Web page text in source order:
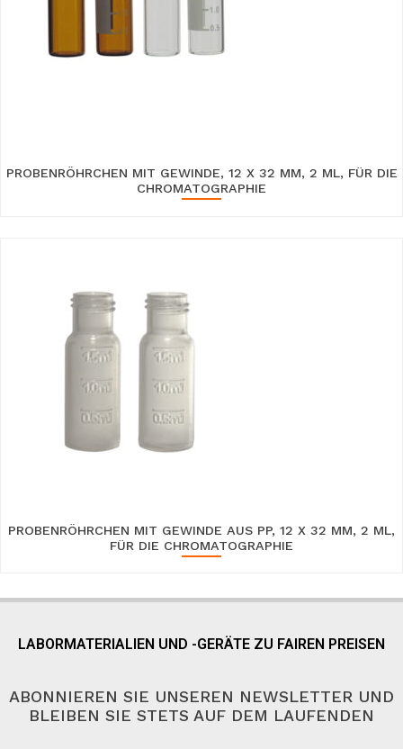
PROBENRÖHRCHEN MIT GEWINDE, 12 X 32 MM, 2 ML, FÜR DIE
CHROMATOGRAPHIE
PROBENRÖHRCHEN MIT GEWINDE AUS PP, 12 X 32 MM, 2 ML,
FÜR DIE CHROMATOGRAPHIE
LABORMATERIALIEN UND -GERÄTE ZU FAIREN PREISEN
ABONNIEREN SIE UNSEREN NEWSLETTER UND
BLEIBEN SIE STETS AUF DEM LAUFENDEN